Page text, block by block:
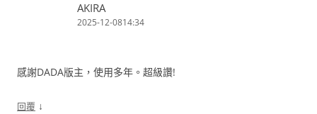
AKIRA
2025-12-0814:34
感謝DADA版主，使用多年。超級讚!
回覆 ↓